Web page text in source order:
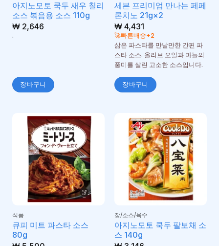
아지노모토 쿡두 새우 칠리
소스 볶음용 소스 110g
₩2,646
.
장바구니
세븐 프리미엄 만나는 페페
론치노 21g×2
₩4,431
🚀빠른배송+2
삶은 파스타를 만날만한 간편 파
스타 소스. 올리브 오일과 마늘의
풍미를 살린 고소한 소스입니다.
장바구니
식품
큐피 미트 파스타 소스
80g
장/소스/육수
아지노모토 쿡두 팔보채 소
스 140g